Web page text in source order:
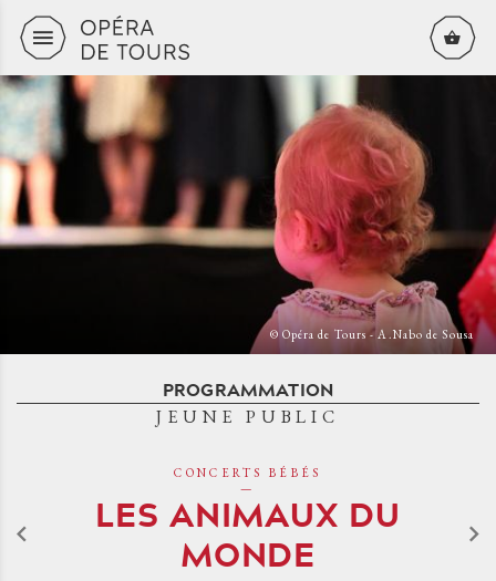
Aller au contenu principal
© Opéra de Tours - A.Nabo de Sousa
PROGRAMMATION
JEUNE PUBLIC
CONCERTS BÉBÉS
LES ANIMAUX DU
MONDE